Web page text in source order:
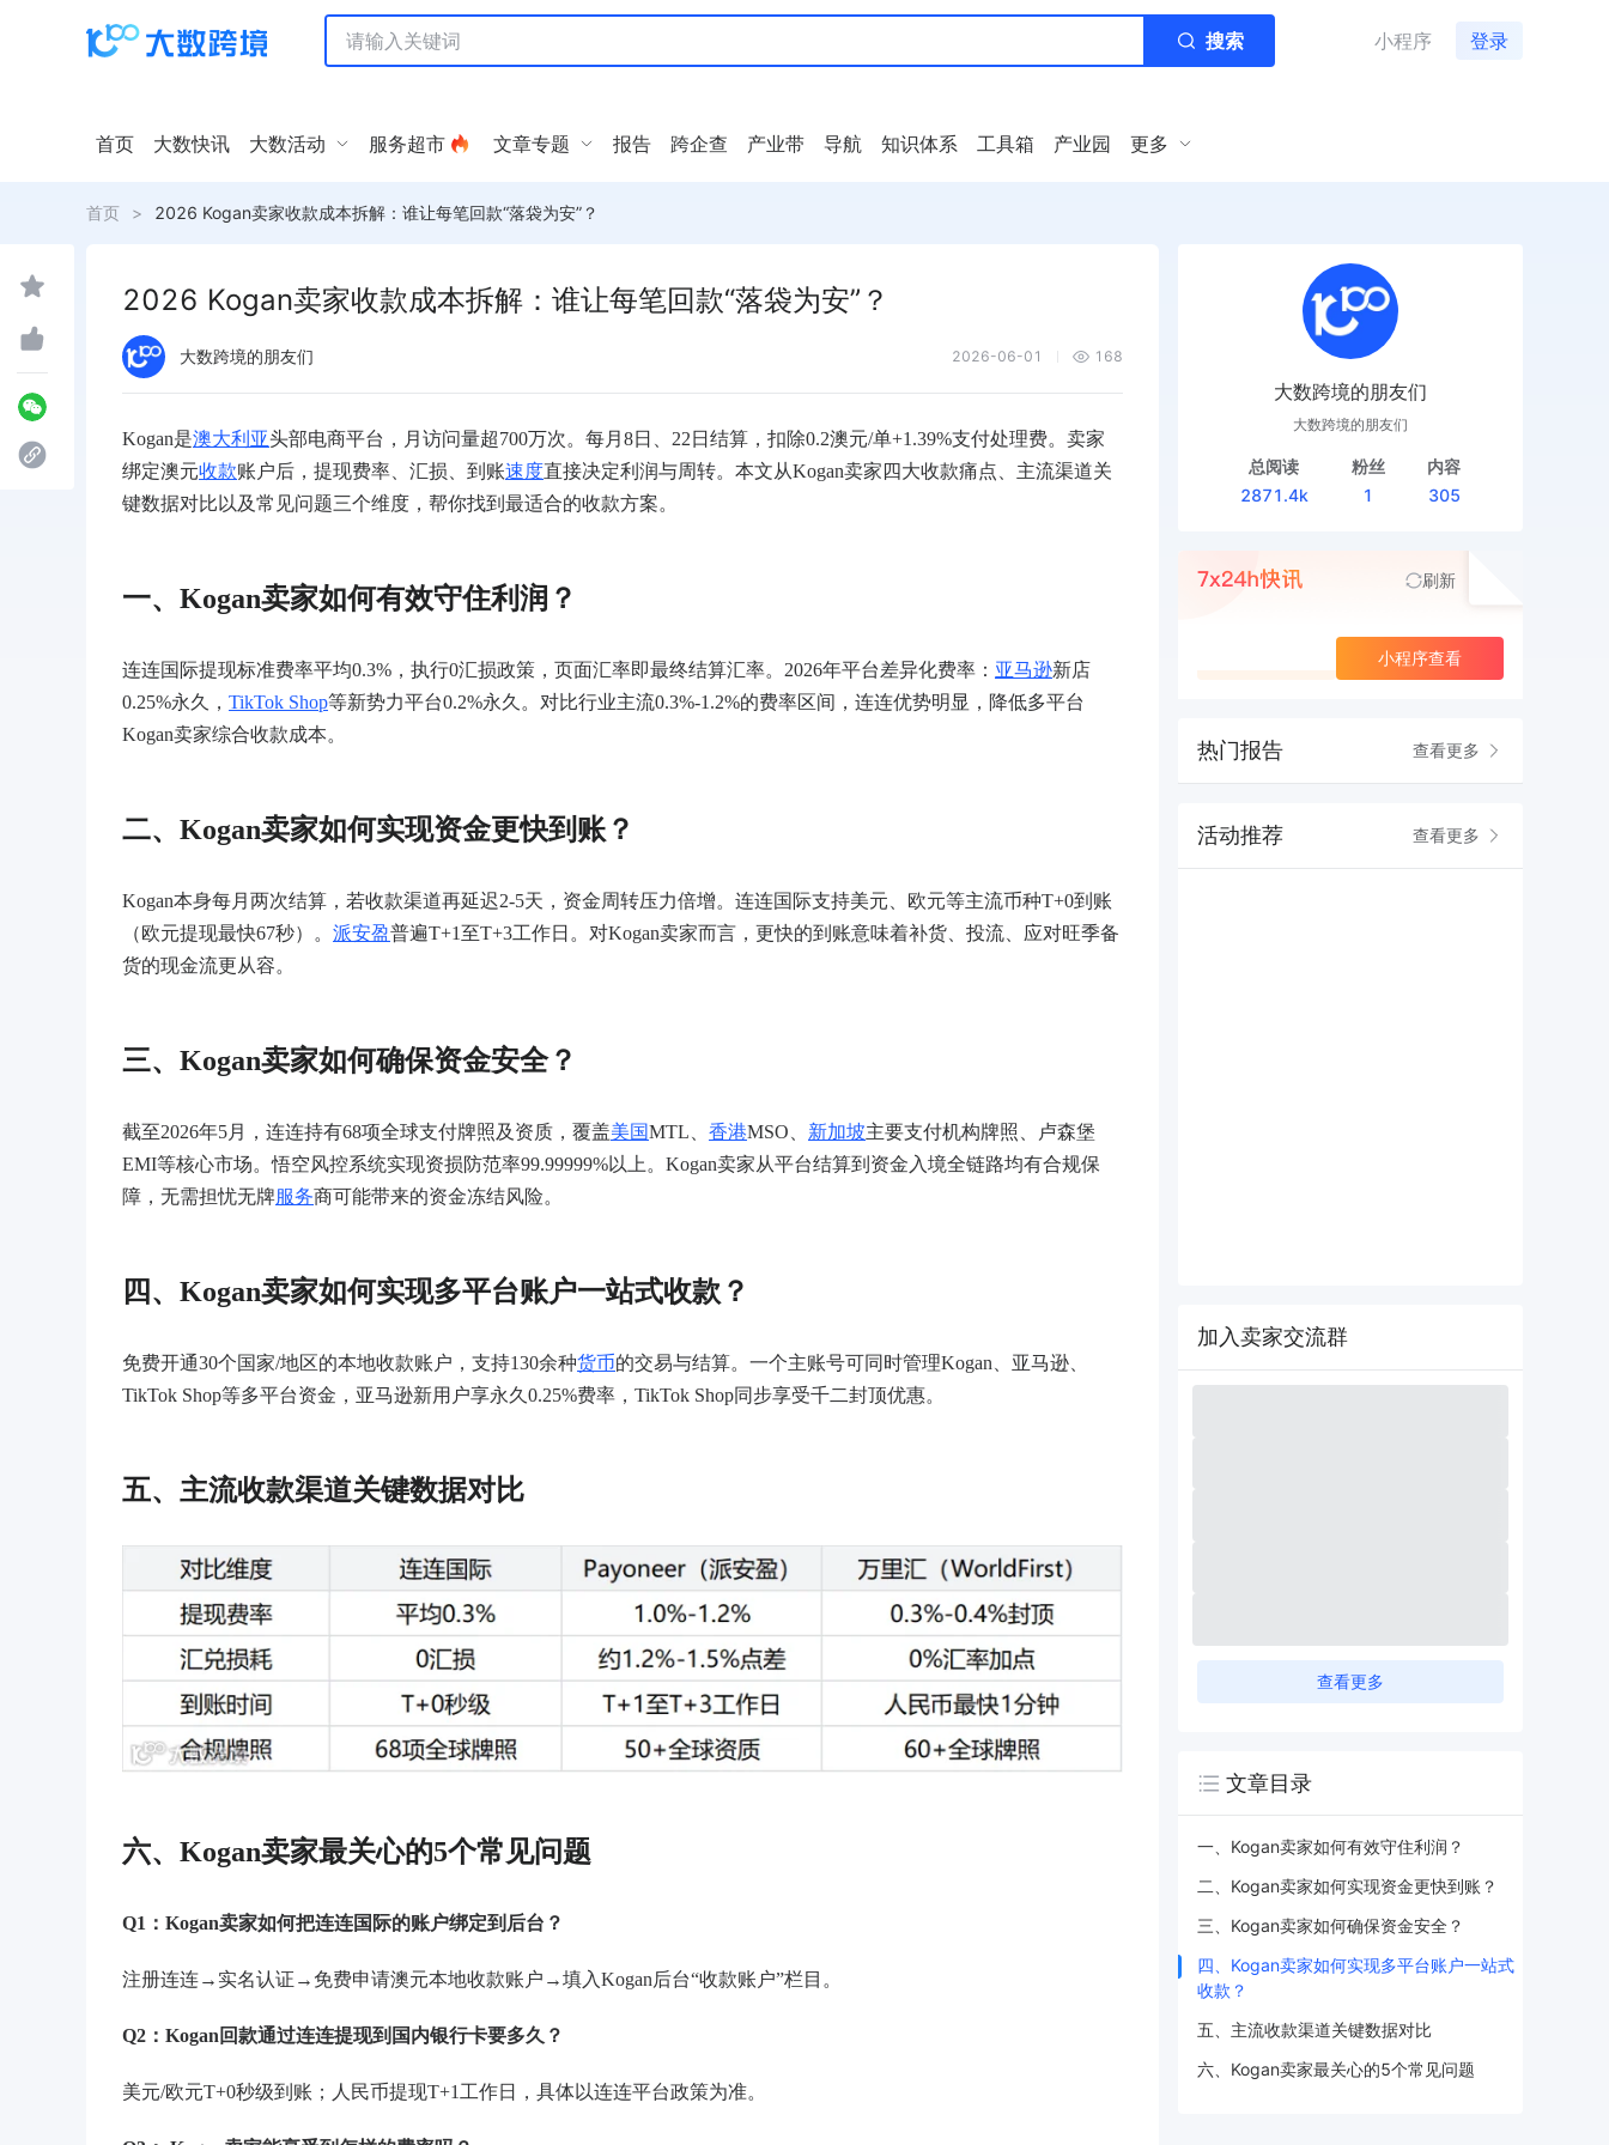
搜索 小程序 登录
首页 大数快讯 大数活动 服务超市 文章专题 报告 跨企查 产业带 导航 知识体系 工具箱 产业园 更多
首页 > 2026 Kogan卖家收款成本拆解：谁让每笔回款“落袋为安”？
2026 Kogan卖家收款成本拆解：谁让每笔回款“落袋为安”？
大数跨境的朋友们 2026-06-01 168
Kogan是澳大利亚头部电商平台，月访问量超700万次。每月8日、22日结算，扣除0.2澳元/单+1.39%支付处理费。卖家
绑定澳元收款账户后，提现费率、汇损、到账速度直接决定利润与周转。本文从Kogan卖家四大收款痛点、主流渠道关
键数据对比以及常见问题三个维度，帮你找到最适合的收款方案。
一、 Kogan卖家如何有效守住利润？
连连国际提现标准费率平均0.3%，执行0汇损政策，页面汇率即最终结算汇率。2026年平台差异化费率： 亚马逊新店
0.25%永久， TikTok Shop等新势力平台0.2%永久。对比行业主流0.3%-1.2%的费率区间，连连优势明显，降低多平台
Kogan卖家综合收款成本。
二、 Kogan卖家如何实现资金更快到账？
Kogan本身每月两次结算，若收款渠道再延迟2-5天，资金周转压力倍增。连连国际支持美元、欧元等主流币种T+0到账
（欧元提现最快67秒）。 派安盈普遍T+1至T+3工作日。对Kogan卖家而言，更快的到账意味着补货、投流、应对旺季备
货的现金流更从容。
三、 Kogan卖家如何确保资金安全？
截至2026年5月，连连持有68项全球支付牌照 及资质 ，覆盖美国MTL、 香港MSO、 新加坡主要支付机构牌照、卢森堡
EMI等核心市场。悟空风控系统实现资损防范率99.99999%以上。Kogan卖家从平台结算到资金入境全链路均有合规保
障，无需担忧无牌服务商可能带来的资金冻结风险。
四、 Kogan卖家如何实现多平台账户一站式收款？
免费开通30个国家/地区的本地收款账户，支持130余种货币的交易与结算。一个主账号可同时管理Kogan、亚马逊、
TikTok Shop等多平台资金，亚马逊新用户享永久0.25%费率，TikTok Shop同步享受千二封顶优惠。
五、主流收款渠道关键数据对比
六、 Kogan卖家最关心的5个常见问题
Q1：Kogan卖家如何把连连国际的账户绑定到后台？
注册连连→实名认证→免费申请澳元本地收款账户→填入Kogan后台“收款账户”栏目。
Q2：Kogan回款通过连连提现到国内银行卡要多久？
美元/欧元T+0秒级到账；人民币提现T+1工作日，具体以连连平台政策为准。
大数跨境的朋友们
大数跨境的朋友们
总阅读
2871.4k
粉丝
1
内容
305
刷新
小程序查看
热门报告 查看更多
活动推荐 查看更多
加入卖家交流群
查看更多
文章目录
一、Kogan卖家如何有效守住利润？
二、Kogan卖家如何实现资金更快到账？
三、Kogan卖家如何确保资金安全？
四、Kogan卖家如何实现多平台账户一站式
收款？
五、主流收款渠道关键数据对比
六、Kogan卖家最关心的5个常见问题